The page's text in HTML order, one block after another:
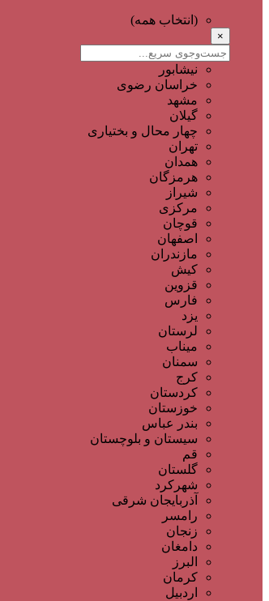
(انتخاب همه)
×
نیشابور
خراسان رضوی
مشهد
گیلان
چهار محال و بختیاری
تهران
همدان
هرمزگان
شیراز
مرکزی
قوچان
اصفهان
مازندران
کیش
قزوین
فارس
یزد
لرستان
میناب
سمنان
کرج
کردستان
خوزستان
بندر عباس
سیستان و بلوچستان
قم
گلستان
شهرکرد
آذربایجان شرقی
رامسر
زنجان
دامغان
البرز
کرمان
اردبیل